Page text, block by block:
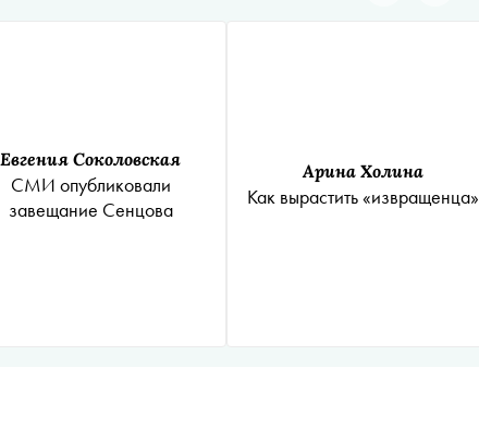
Евгения Соколовская
СМИ опубликовали
завещание Сенцова
Арина Холина
Как вырастить «извращенца»